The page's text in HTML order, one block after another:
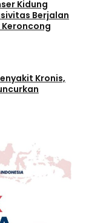
Kidung
Berjalan
Kronis,